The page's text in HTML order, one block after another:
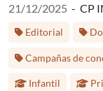
Fecha de
21/12/2025 - CP
Etiquetas:
Editorial
Campañas de
Infantil